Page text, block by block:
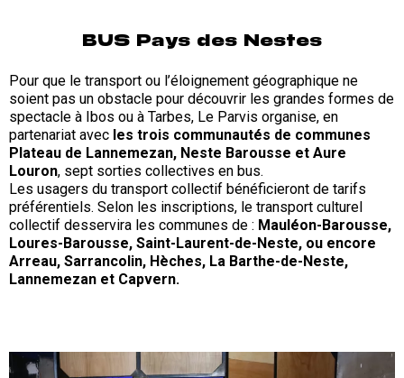
BUS Pays des Nestes
Pour que le transport ou l’éloignement géographique ne
soient pas un obstacle pour découvrir les grandes formes de
spectacle à Ibos ou à Tarbes, Le Parvis organise, en
partenariat avec les trois communautés de communes
Plateau de Lannemezan, Neste Barousse et Aure
Louron, sept sorties collectives en bus.
Les usagers du transport collectif bénéficieront de tarifs
préférentiels. Selon les inscriptions, le transport culturel
collectif desservira les communes de : Mauléon-Barousse,
Loures-Barousse, Saint-Laurent-de-Neste, ou encore
Arreau, Sarrancolin, Hèches, La Barthe-de-Neste,
Lannemezan et Capvern.